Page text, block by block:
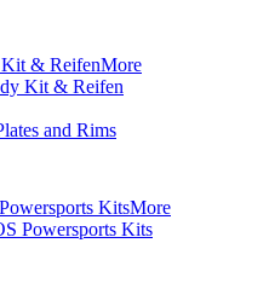
& ReifenMore
Kit & Reifen
and Rims
KitsMore
Powersports Kits